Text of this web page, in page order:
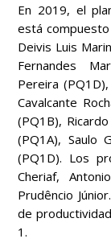
En 2019, el
está
Deivis Luis
Fernandes
Pereira
Cavalcante
(PQ1B),
(PQ1A), Saulo
(PQ1D). Los
Cheriaf,
Prudêncio
de
1.